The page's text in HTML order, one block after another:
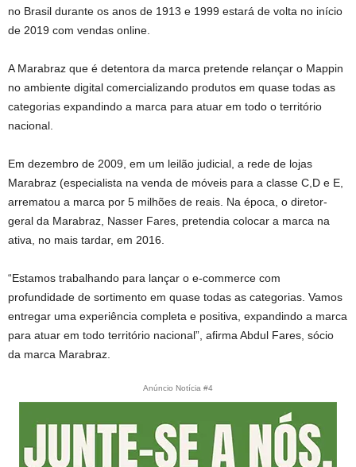
no Brasil durante os anos de 1913 e 1999 estará de volta no início
de 2019 com vendas online.
A Marabraz que é detentora da marca pretende relançar o Mappin
no ambiente digital comercializando produtos em quase todas as
categorias expandindo a marca para atuar em todo o território
nacional.
Em dezembro de 2009, em um leilão judicial, a rede de lojas
Marabraz (especialista na venda de móveis para a classe C,D e E,
arrematou a marca por 5 milhões de reais. Na época, o diretor-
geral da Marabraz, Nasser Fares, pretendia colocar a marca na
ativa, no mais tardar, em 2016.
“Estamos trabalhando para lançar o e-commerce com
profundidade de sortimento em quase todas as categorias. Vamos
entregar uma experiência completa e positiva, expandindo a marca
para atuar em todo território nacional”, afirma Abdul Fares, sócio
da marca Marabraz.
Anúncio Notícia #4